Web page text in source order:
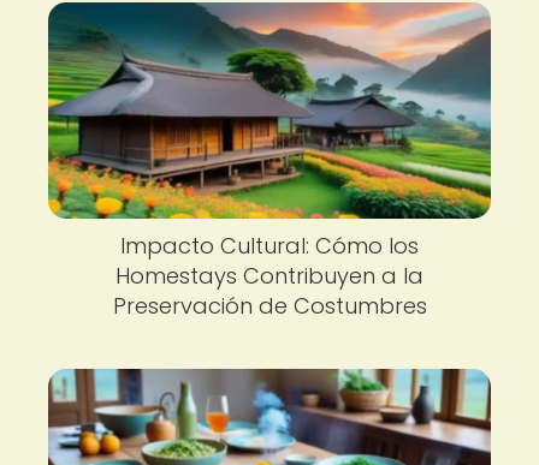
Impacto Cultural: Cómo los
Homestays Contribuyen a la
Preservación de Costumbres